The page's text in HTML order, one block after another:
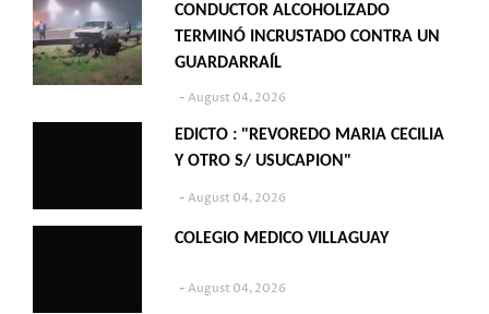
CONDUCTOR ALCOHOLIZADO
TERMINÓ INCRUSTADO CONTRA UN
GUARDARRAÍL
August 04, 2026
EDICTO : "REVOREDO MARIA CECILIA
Y OTRO S/ USUCAPION"
August 04, 2026
COLEGIO MEDICO VILLAGUAY
August 04, 2026